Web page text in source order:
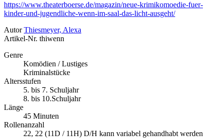
https://www.theaterboerse.de/magazin/neue-krimikomoedie-fuer-
kinder-und-jugendliche-wenn-im-saal-das-licht-ausgeht/
Autor Thiesmeyer, Alexa
Artikel-Nr. thiwenn
Genre
Komödien / Lustiges
Kriminalstücke
Altersstufen
5. bis 7. Schuljahr
8. bis 10.Schuljahr
Länge
45 Minuten
Rollenanzahl
22, 22 (11D / 11H) D/H kann variabel gehandhabt werden